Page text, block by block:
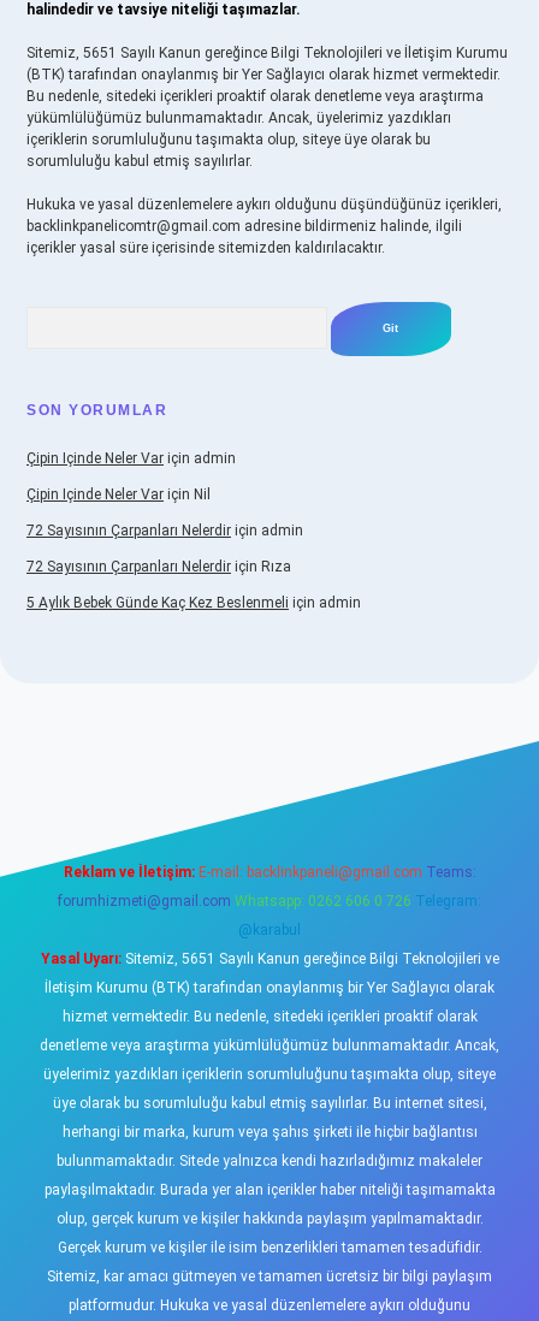
halindedir ve tavsiye niteliği taşımazlar.
Sitemiz, 5651 Sayılı Kanun gereğince Bilgi Teknolojileri ve İletişim Kurumu
(BTK) tarafından onaylanmış bir Yer Sağlayıcı olarak hizmet vermektedir.
Bu nedenle, sitedeki içerikleri proaktif olarak denetleme veya araştırma
yükümlülüğümüz bulunmamaktadır. Ancak, üyelerimiz yazdıkları
içeriklerin sorumluluğunu taşımakta olup, siteye üye olarak bu
sorumluluğu kabul etmiş sayılırlar.
Hukuka ve yasal düzenlemelere aykırı olduğunu düşündüğünüz içerikleri,
backlinkpanelicomtr@gmail.com adresine bildirmeniz halinde, ilgili
içerikler yasal süre içerisinde sitemizden kaldırılacaktır.
SON YORUMLAR
Çipin Içinde Neler Var için admin
Çipin Içinde Neler Var için Nil
72 Sayısının Çarpanları Nelerdir için admin
72 Sayısının Çarpanları Nelerdir için Rıza
5 Aylık Bebek Günde Kaç Kez Beslenmeli için admin
Reklam ve İletişim: E-mail: backlinkpaneli@gmail.com Teams:
forumhizmeti@gmail.com Whatsapp: 0262 606 0 726 Telegram:
@karabul
Yasal Uyarı:Sitemiz, 5651 Sayılı Kanun gereğince Bilgi Teknolojileri ve
İletişim Kurumu (BTK) tarafından onaylanmış bir Yer Sağlayıcı olarak
hizmet vermektedir. Bu nedenle, sitedeki içerikleri proaktif olarak
denetleme veya araştırma yükümlülüğümüz bulunmamaktadır. Ancak,
üyelerimiz yazdıkları içeriklerin sorumluluğunu taşımakta olup, siteye
üye olarak bu sorumluluğu kabul etmiş sayılırlar. Bu internet sitesi,
herhangi bir marka, kurum veya şahıs şirketi ile hiçbir bağlantısı
bulunmamaktadır. Sitede yalnızca kendi hazırladığımız makaleler
paylaşılmaktadır. Burada yer alan içerikler haber niteliği taşımamakta
olup, gerçek kurum ve kişiler hakkında paylaşım yapılmamaktadır.
Gerçek kurum ve kişiler ile isim benzerlikleri tamamen tesadüfidir.
Sitemiz, kar amacı gütmeyen ve tamamen ücretsiz bir bilgi paylaşım
platformudur. Hukuka ve yasal düzenlemelere aykırı olduğunu